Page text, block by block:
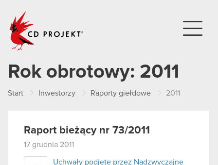
Rok obrotowy: 2011
Start Inwestorzy Raporty giełdowe 2011
Raport bieżący nr 73/2011
17 grudnia 2011
Uchwały podjęte przez Nadzwyczajne